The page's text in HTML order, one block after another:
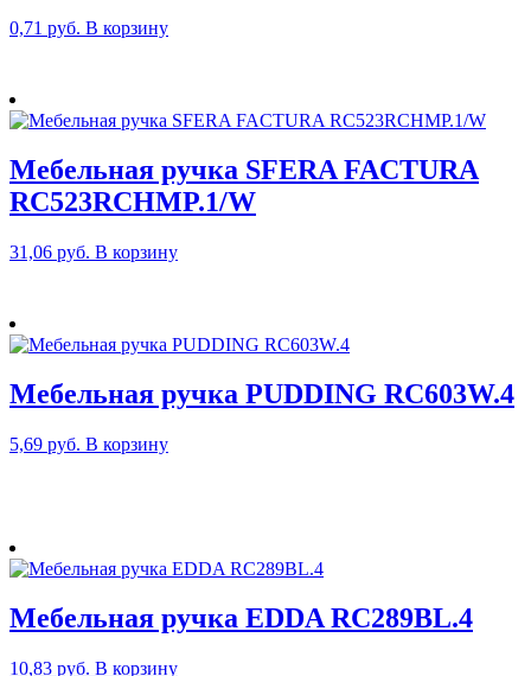
0,71 руб. В корзину
Мебельная ручка SFERA FACTURA
RC523RCHMP.1/W
31,06 руб. В корзину
Мебельная ручка PUDDING RC603W.4
5,69 руб. В корзину
Мебельная ручка EDDA RC289BL.4
10,83 руб. В корзину